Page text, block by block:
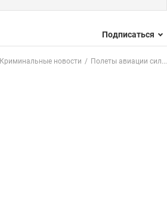
Подписаться
Криминальные новости Полеты авиации сил...